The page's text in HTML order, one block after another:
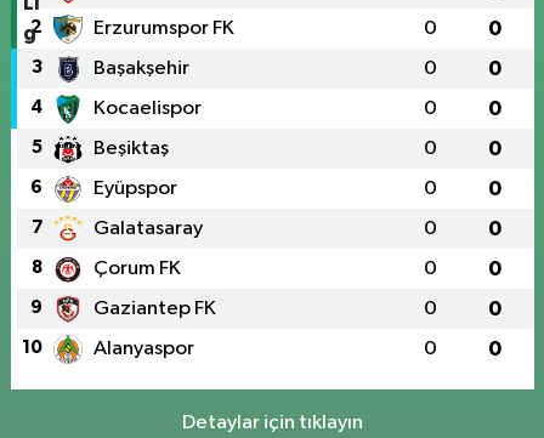
2 Erzurumspor FK 0 0
3 Başakşehir 0 0
4 Kocaelispor 0 0
5 Beşiktaş 0 0
6 Eyüpspor 0 0
7 Galatasaray 0 0
8 Çorum FK 0 0
9 Gaziantep FK 0 0
10 Alanyaspor 0 0
Detaylar için tıklayın